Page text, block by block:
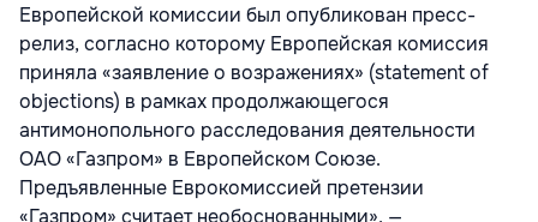
Европейской комиссии был опубликован пресс-
релиз, согласно которому Европейская комиссия
приняла «заявление о возражениях» (statement of
objections) в рамках продолжающегося
антимонопольного расследования деятельности
ОАО «Газпром» в Европейском Союзе.
Предъявленные Еврокомиссией претензии
«Газпром» считает необоснованными», —